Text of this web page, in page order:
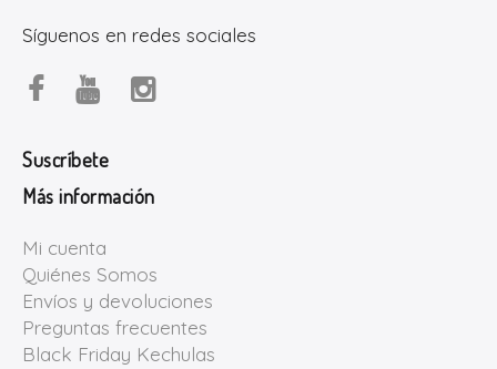
Síguenos en redes sociales
Suscríbete
Más información
Mi cuenta
Quiénes Somos
Envíos y devoluciones
Preguntas frecuentes
Black Friday Kechulas